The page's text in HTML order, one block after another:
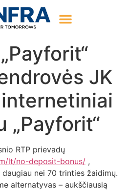
JK
„Payforit“
RTP prievadų
lt/no-deposit-bonus/ ,
nei 70 trinties žaidimų.
alternatyvas – aukščiausią